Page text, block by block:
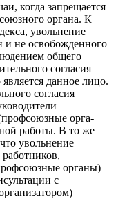
когда запрещается
органа. К
увольнение
и не освобожденного
общего
согласия
данное лицо.
согласия
орга­
работы. В то же
увольнение
органы)
с